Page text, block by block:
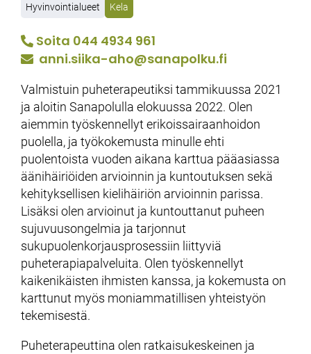
Hyvinvointialueet Kela
Soita 044 4934 961
anni.siika-aho­@sanapolku.fi
Valmistuin puheterapeutiksi tammikuussa 2021
ja aloitin Sanapolulla elokuussa 2022. Olen
aiemmin työskennellyt erikoissairaanhoidon
puolella, ja työkokemusta minulle ehti
puolentoista vuoden aikana karttua pääasiassa
äänihäiriöiden arvioinnin ja kuntoutuksen sekä
kehityksellisen kielihäiriön arvioinnin parissa.
Lisäksi olen arvioinut ja kuntouttanut puheen
sujuvuusongelmia ja tarjonnut
sukupuolenkorjausprosessiin liittyviä
puheterapiapalveluita. Olen työskennellyt
kaikenikäisten ihmisten kanssa, ja kokemusta on
karttunut myös moniammatillisen yhteistyön
tekemisestä.
Puheterapeuttina olen ratkaisukeskeinen ja